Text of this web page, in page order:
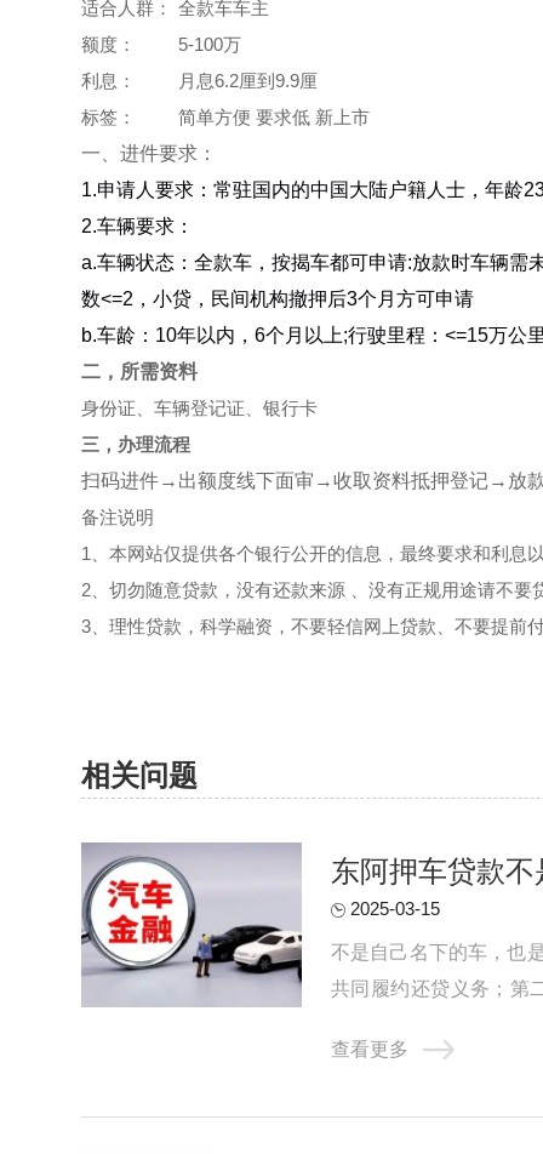
适合人群：
全款车车主
额度：
5-100万
利息：
月息6.2厘到9.9厘
标签：
简单方便 要求低 新上市
一、进件要求：
1.申请人要求：常驻国内的中国大陆户籍人士，年龄
2.车辆要求：
a.车辆状态：全款车，按揭车都可申请:放款时车辆需
数<=2，小贷，民间机构撤押后3个月方可申请
b.车龄：10年以内，6个月以上;行驶里程：<=15万公
二，所需资料
身份证、车辆登记证、银行卡
三，办理流程
扫码进件→出额度线下面审→收取资料抵押登记→放
备注说明
1、本网站仅提供各个银行公开的信息，最终要求和利息
2、切勿随意贷款，没有还款来源 、没有正规用途请不要
3、理性贷款，科学融资，不要轻信网上贷款、不要提前
相关问题
东阿押车贷款
2025-03-15
不是自己名下的车，也
共同履约还贷义务；第
查看更多